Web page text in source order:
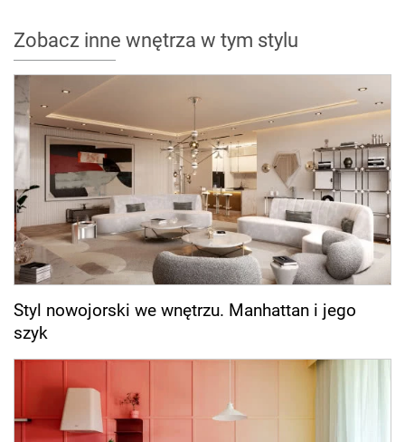
Zobacz inne wnętrza w tym stylu
Styl nowojorski we wnętrzu. Manhattan i jego
szyk